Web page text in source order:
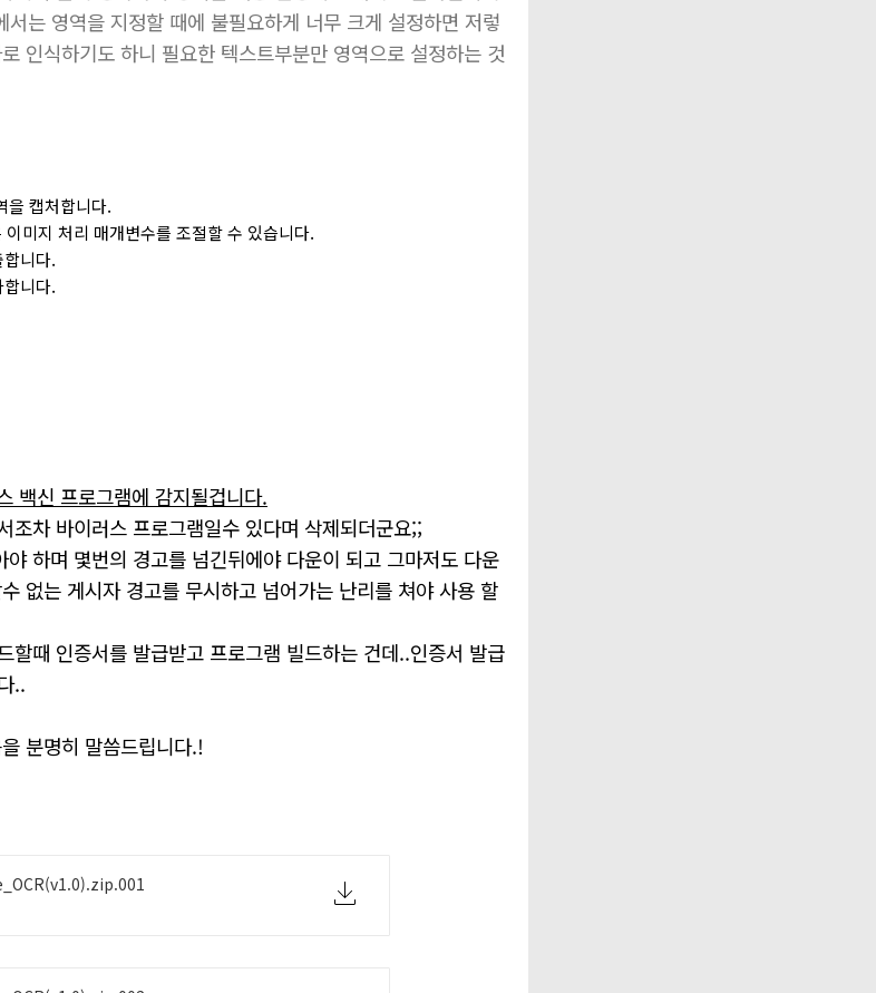
서는 영역을 지정할 때에 불필요하게 너무 크게 설정하면 저렇
인식하기도 하니 필요한 텍스트부분만 영역으로 설정하는 것
을 캡처합니다.
미지 처리 매개변수를 조절할 수 있습니다.
니다.
니다.
백신 프로그램에 감지될겁니다.
조차 바이러스 프로그램일수 있다며 삭제되더군요;;
하며 몇번의 경고를 넘긴뒤에야 다운이 되고 그마저도 다운
없는 게시자 경고를 무시하고 넘어가는 난리를 쳐야 사용 할
할때 인증서를 발급받고 프로그램 빌드하는 건데..인증서 발급
..
분명히 말씀드립니다.!